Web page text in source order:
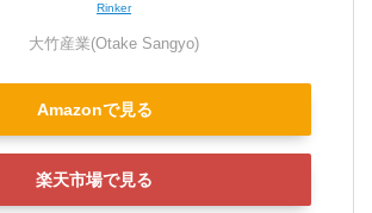
Rinker
大竹産業(Otake Sangyo)
Amazonで見る
楽天市場で見る